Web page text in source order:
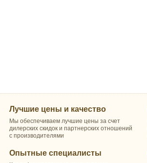
Лучшие цены и качество
Мы обеспечиваем лучшие цены за счет
дилерских скидок и партнерских отношений
с производителями
Опытные специалисты